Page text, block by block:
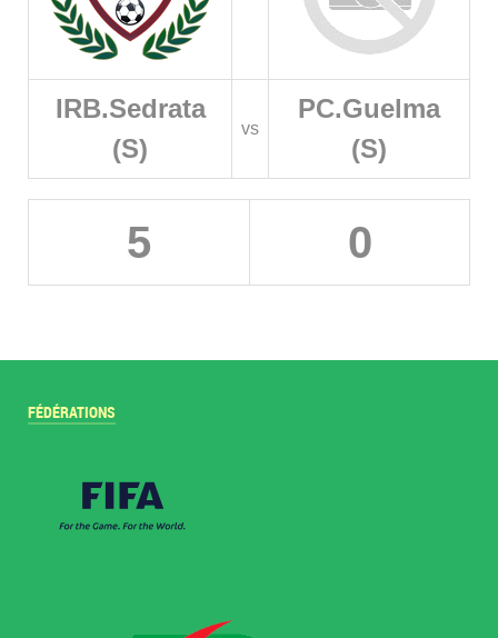
IRB.Sedrata
(S)
vs
PC.Guelma
(S)
5 0
FÉDÉRATIONS